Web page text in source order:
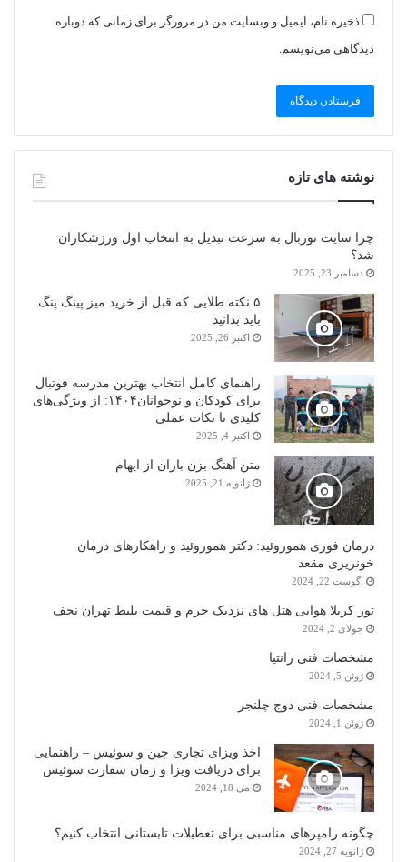
ذخیره نام، ایمیل و وبسایت من در مرورگر برای زمانی که دوباره
دیدگاهی می‌نویسم.
نوشته های تازه
چرا سایت توربال به ‌سرعت تبدیل به انتخاب اول ورزشکاران
شد؟
دسامبر 23, 2025
۵ نکته طلایی که قبل از خرید میز پینگ پنگ
باید بدانید
اکتبر 26, 2025
راهنمای کامل انتخاب بهترین مدرسه فوتبال
برای کودکان و نوجوانان۱۴۰۴: از ویژگی‌های
کلیدی تا نکات عملی
اکتبر 4, 2025
متن آهنگ بزن باران از ایهام
ژانویه 21, 2025
درمان فوری هموروئید: دکتر هموروئید و راهکارهای درمان
خونریزی مقعد
آگوست 22, 2024
تور کربلا هوایی هتل های نزدیک حرم و قیمت بلیط تهران نجف
جولای 2, 2024
مشخصات فنی زانتیا
ژوئن 5, 2024
مشخصات فنی دوج چلنجر
ژوئن 1, 2024
اخذ ویزای تجاری چین و سوئیس – راهنمایی
برای دریافت ویزا و زمان سفارت سوئیس
می 18, 2024
چگونه رامپرهای مناسبی برای تعطیلات تابستانی انتخاب کنیم؟
ژانویه 27, 2024